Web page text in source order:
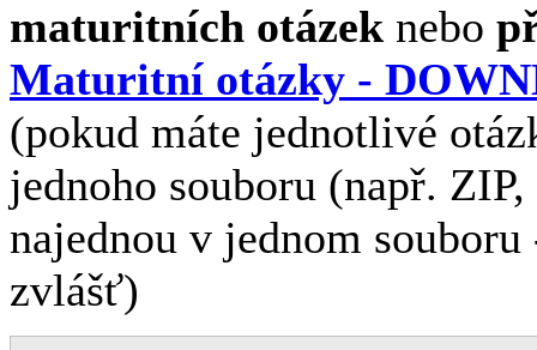
maturitních otázek nebo
Maturitní otázky -
(pokud máte jednotlivé
jednoho souboru (např.
najednou v jednom
zvlášť)